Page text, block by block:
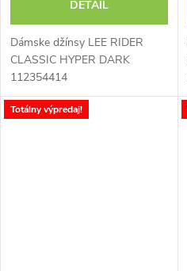
DETAIL
Dámske džínsy LEE RIDER
CLASSIC HYPER DARK
112354414
Totálny výpredaj!